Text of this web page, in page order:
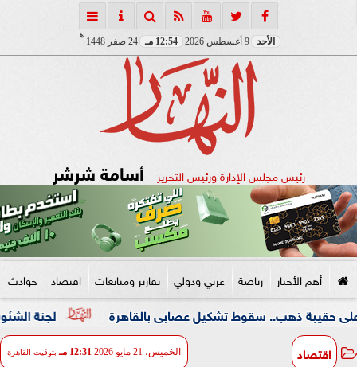
الأحد 12:54 مـ 24 صفر 1448
هـ
رئيس مجلس الإدارة ورئيس التحرير أسامة شرشر
أهم الأخبار رياضة عربي ودولي تقارير ومتابعات اقتصاد حوادث
لجنة الشئون العربية سقوط تشكيل عصابى بالقاهرة
اقتصاد الخميس، 21 مايو 2026 12:31 مـ بتوقيت القاهرة